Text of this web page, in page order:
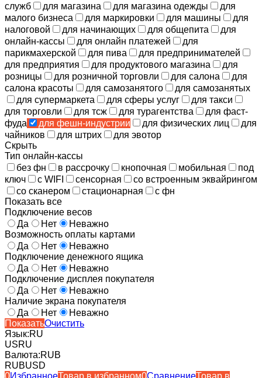
служб
для магазина для магазина одежды
для
малого бизнеса
для маркировки для машины
для
налоговой
для начинающих для общепита
для
онлайн-кассы
для онлайн платежей
для
парикмахерской
для пива
для предпринимателей
для предприятия
для продуктового магазина
для
розницы
для розничной торговли для салона
для
салона красоты
для самозанятого
для самозанятых
для супермаркета
для сферы услуг
для такси
для торговли
для тсж для турагентства
для фаст-
фуда
для фешн-индустрии для физических лиц
для
чайников
для штрих
для эвотор
Скрыть
Тип онлайн-кассы
без фн
в рассрочку кнопочная мобильная
под
ключ
с WIFI сенсорная
со встроенным эквайрингом
со сканером
стационарная
с фн
Показать все
Подключение весов
Да
Нет
Неважно
Возможность оплаты картами
Да
Нет
Неважно
Подключение денежного ящика
Да
Нет
Неважно
Подключение дисплея покупателя
Да
Нет
Неважно
Наличие экрана покупателя
Да
Нет
Неважно
ПоказатьОчистить
Язык:RU
USRU
Валюта:RUB
RUBUSD
0ИзбранноеТовар в избранном0СравнениеТовар в